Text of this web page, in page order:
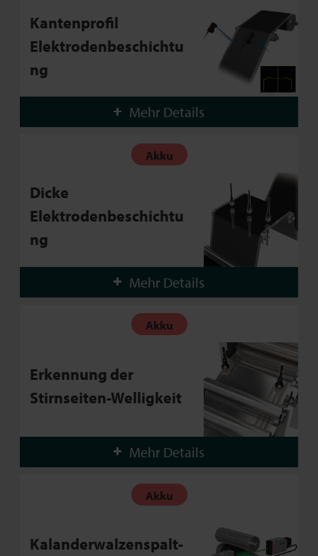
Kantenprofil
Elektrodenbeschichtu
ng
Mehr Details
Akku
Dicke
Elektrodenbeschichtu
ng
Mehr Details
Akku
Erkennung der
Stirnseiten-Welligkeit
Mehr Details
Akku
Kalanderwalzenspalt-